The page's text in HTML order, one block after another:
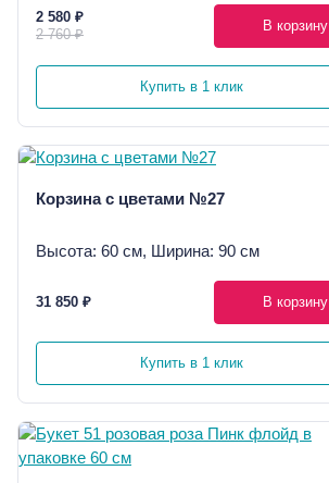
2 580 ₽
2 760 ₽
В корзину
Купить в 1 клик
Корзина с цветами №27
Высота: 60 см, Ширина: 90 см
31 850 ₽ В корзину
Купить в 1 клик